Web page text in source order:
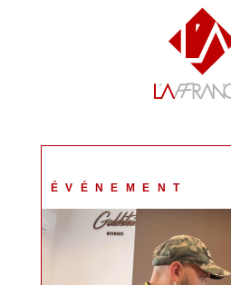
ÉVÉNEMENT